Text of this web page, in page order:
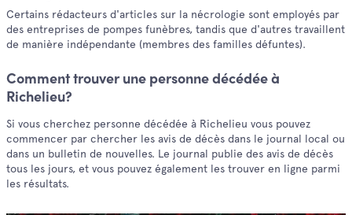
Certains rédacteurs d'articles sur la nécrologie sont employés par
des entreprises de pompes funèbres, tandis que d'autres travaillent
de manière indépendante (membres des familles défuntes).
Comment trouver une personne décédée à
Richelieu?
Si vous cherchez personne décédée à Richelieu vous pouvez
commencer par chercher les avis de décès dans le journal local ou
dans un bulletin de nouvelles. Le journal publie des avis de décès
tous les jours, et vous pouvez également les trouver en ligne parmi
les résultats.